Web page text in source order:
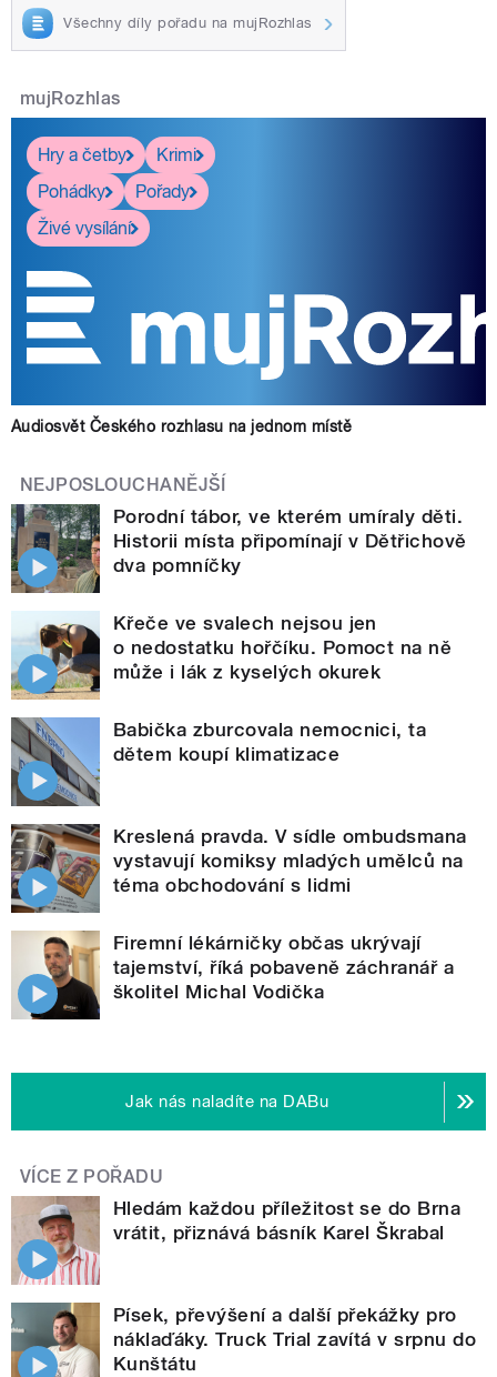
Všechny díly pořadu na mujRozhlas
mujRozhlas
Hry a četby
Krimi
Pohádky
Pořady
Živé vysílání
Audiosvět Českého rozhlasu na jednom místě
NEJPOSLOUCHANĚJŠÍ
Porodní tábor, ve kterém umíraly děti.
Historii místa připomínají v Dětřichově
dva pomníčky
Křeče ve svalech nejsou jen
o nedostatku hořčíku. Pomoct na ně
může i lák z kyselých okurek
Babička zburcovala nemocnici, ta
dětem koupí klimatizace
Kreslená pravda. V sídle ombudsmana
vystavují komiksy mladých umělců na
téma obchodování s lidmi
Firemní lékárničky občas ukrývají
tajemství, říká pobaveně záchranář a
školitel Michal Vodička
Jak nás naladíte na DABu
VÍCE Z POŘADU
Hledám každou příležitost se do Brna
vrátit, přiznává básník Karel Škrabal
Písek, převýšení a další překážky pro
náklaďáky. Truck Trial zavítá v srpnu do
Kunštátu